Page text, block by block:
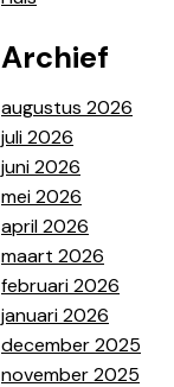
Archief
augustus 2026
juli 2026
juni 2026
mei 2026
april 2026
maart 2026
februari 2026
januari 2026
december 2025
november 2025